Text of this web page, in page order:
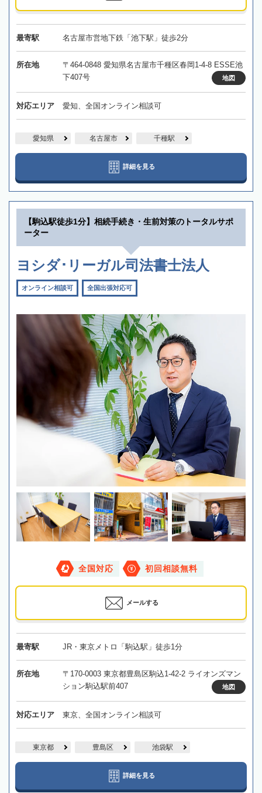
最寄駅 名古屋市営地下鉄「池下駅」徒歩2分
所在地
〒464-0848 愛知県名古屋市千種区春岡1-4-8 ESSE池
下407号
地図
対応エリア 愛知、全国オンライン相談可
愛知県 名古屋市 千種駅
詳細を見る
【駒込駅徒歩1分】相続手続き・生前対策のトータルサポ
ーター
ヨシダ･リーガル司法書士法人
オンライン相談可 全国出張対応可
全国対応 初回相談無料
メールする
最寄駅 JR・東京メトロ「駒込駅」徒歩1分
所在地
〒170-0003 東京都豊島区駒込1-42-2 ライオンズマン
ション駒込駅前407
地図
対応エリア 東京、全国オンライン相談可
東京都 豊島区 池袋駅
詳細を見る